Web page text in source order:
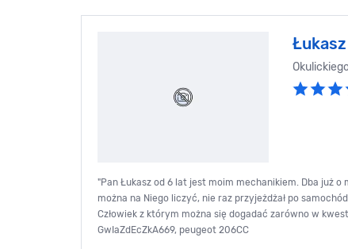
"Pan Łukasz od 6 lat jest moim mechanikiem. Dba już o
można na Niego liczyć, nie raz przyjeżdżał po
Człowiek z którym można się dogadać zarówno w
GwIaZdEcZkA669, peugeot 206CC